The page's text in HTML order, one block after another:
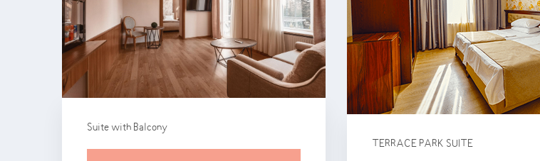
Suite with Balcony
TERRACE PARK SUITE